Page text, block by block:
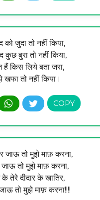
को जुदा तो नहीं किया,
कुछ बुरा तो नहीं किया,
हैं किस लिये बता जरा,
तो नहीं किया।
जाऊ तो मुझे माफ़ करना,
जाऊ तो मुझे माफ़ करना,
तेरे दीदार के खातिर,
तो मुझे माफ़ करना!!!!